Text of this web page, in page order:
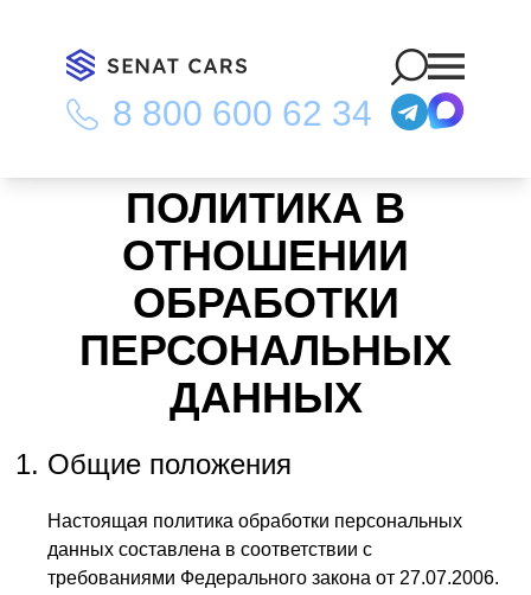
8 800 600 62 34
Главная Политика конфедециальности
ПОЛИТИКА В
ОТНОШЕНИИ
ОБРАБОТКИ
ПЕРСОНАЛЬНЫХ
ДАННЫХ
Общие положения
Настоящая политика обработки персональных
данных составлена в соответствии с
требованиями Федерального закона от 27.07.2006.